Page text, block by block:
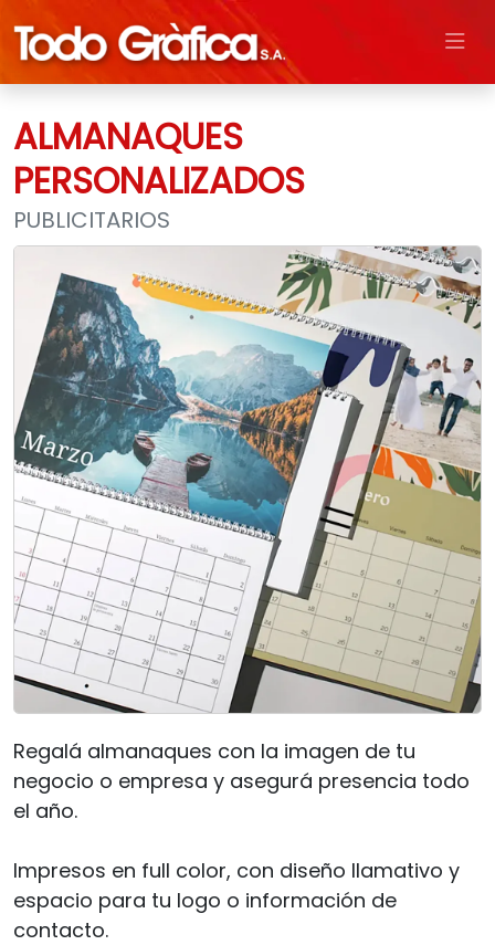
ALMANAQUES
PERSONALIZADOS
PUBLICITARIOS
Regalá almanaques con la imagen de tu
negocio o empresa y asegurá presencia todo
el año.
Impresos en full color, con diseño llamativo y
espacio para tu logo o información de
contacto.